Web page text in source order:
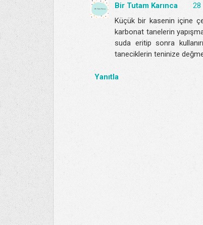
Bir Tutam Karınca
28
Küçük bir kasenin içine
karbonat tanelerin
suda eritip sonra
taneciklerin teninize
Yanıtla